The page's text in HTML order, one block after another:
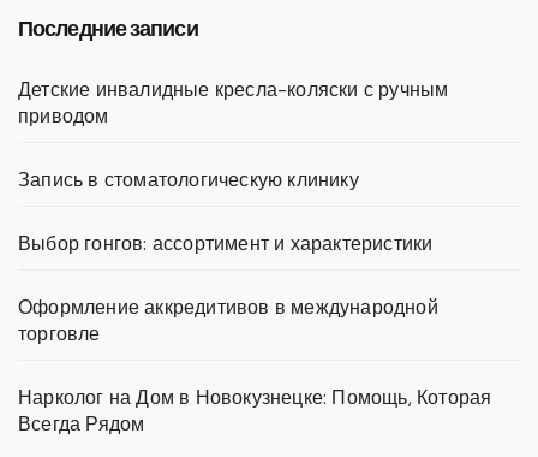
Последние записи
Детские инвалидные кресла-коляски с ручным
приводом
Запись в стоматологическую клинику
Выбор гонгов: ассортимент и характеристики
Оформление аккредитивов в международной
торговле
Нарколог на Дом в Новокузнецке: Помощь, Которая
Всегда Рядом